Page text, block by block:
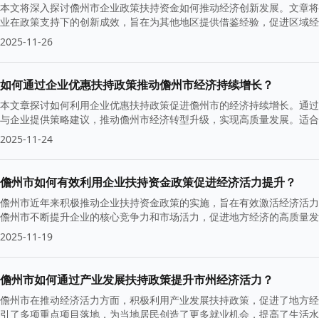
本文将深入探讨儋州市企业政策扶持资金如何推动经济创新发展。文章
业在政策支持下的创新成效，旨在为其他地区提供借鉴经验，促进区域
2025-11-26
如何通过企业优惠扶持政策推动儋州市经济持续增长？
本文章探讨如何利用企业优惠扶持政策促进儋州市的经济持续增长。通
与企业提供策略建议，推动儋州市经济转型升级，实现高质量发展。适
2025-11-24
儋州市如何有效利用企业扶持资金政策促进经济活力提升？
儋州市近年来积极推动企业扶持资金政策的实施，旨在有效激活经济活
儋州市不断提升企业的核心竞争力和市场活力，促进地方经济的高质量
2025-11-19
儋州市如何通过产业发展扶持政策提升市州经济活力？
儋州市在推动经济活力方面，积极利用产业发展扶持政策，促进了地方
引了多项重点项目落地，为当地居民创造了更多就业机会，提高了生活